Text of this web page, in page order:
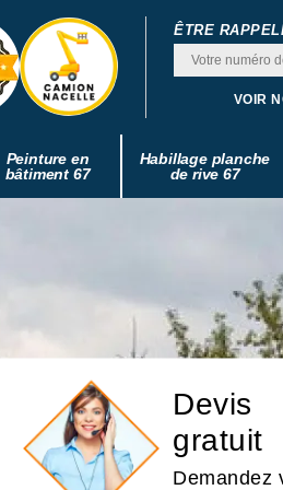
ÊTRE
VOIR
Peinture en
bâtiment 67
Habillage planche
de rive 67
Devis
gratuit
Demandez